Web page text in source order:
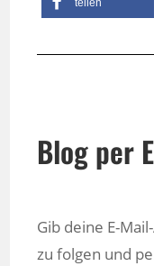
teilen
Blog per
Gib deine E-
zu folgen und